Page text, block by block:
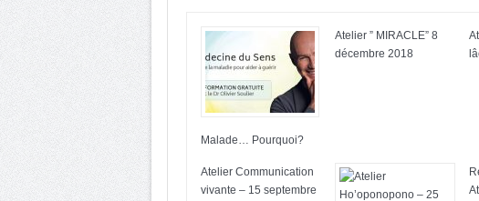
Malade… Pourquoi?
Atelier ” MIRACLE” 8
décembre 2018
Atelier Communication
vivante – 15 septembre